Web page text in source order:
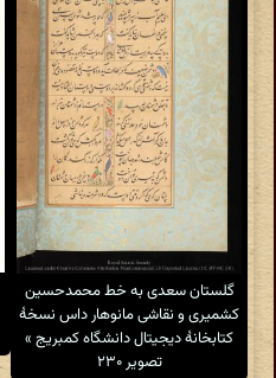
گلستان سعدی به خط محمدحسین
کشمیری و نقاشی مانوهار داس نسخهٔ
کتابخانهٔ دیجیتال دانشگاه کمبریج »
تصویر ۲۳۰